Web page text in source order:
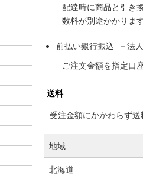
配達時に商品と引き
数料が別途かかりま
前払い銀行振込 －法
ご注文金額を指定口
送料
受注金額にかかわらず
地域
北海道